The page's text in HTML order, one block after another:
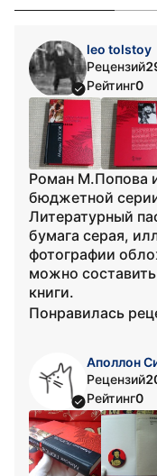
leo tolstoy
Рецензий
Рейтинг0
Роман М.Попова
бюджетной
Литературный
бумага серая,
фотографии
можно
книги.
Понравилась
Аполлон
Рецензий
Рейтинг0